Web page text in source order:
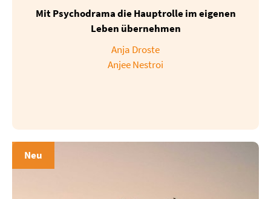
Mit Psychodrama die Hauptrolle im eigenen
Leben übernehmen
Anja Droste
Anjee Nestroi
Neu